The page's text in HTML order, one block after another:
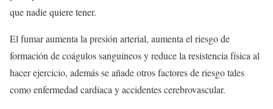
que nadie quiere tener.
El fumar aumenta la presión arterial, aumenta el riesgo de
formación de coágulos sanguíneos y reduce la resistencia física al
hacer ejercicio, además se añade otros factores de riesgo tales
como enfermedad cardíaca y accidentes cerebrovascular.